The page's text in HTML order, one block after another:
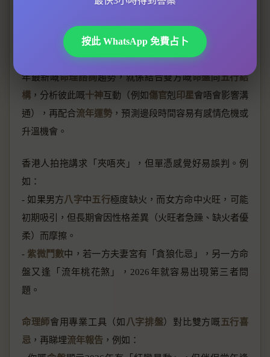
想知同另一半夾唔夾？除咗睇星座，紫微鬥數 同
嘅姓名合盤分析，可以幫你更深入解構愛情運勢！2026
年最新嘅命理諮詢趨勢，就係結合雙方嘅命盤同五行結
構 ，分析彼此嘅十神互動（例如傷官剋 印星會唔會影響溝
通），再配合流年運勢 ，預測邊段時間容易有感情危機或
升溫機會。
香港人拍拖講求「夾唔夾」，但單憑感覺好易誤判。例
如：
- 如果男方八字中五行極度缺火，而女方命中火旺，可能
初期吸引，但長期會因性格差異（火旺者急躁、缺火者優
柔）而摩擦。
- 紫微鬥數中，若一方夫妻宮有「貪狼化忌」，另一方命
盤又逢「流年桃花煞」，2026年就容易出現第三者問
題。
命理師會用專業工具（如 八字排盤）對比雙方嘅五行喜
忌 ，再睇埋流年報告 ，例如：
按此 WhatsApp 免費占卜